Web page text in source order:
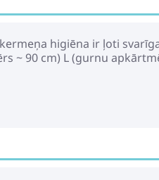
higiēna ir ļoti
~ 90 cm) L (gurnu